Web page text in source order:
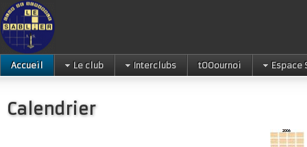
Accueil Le club Interclubs tOOournoi Espace
Calendrier